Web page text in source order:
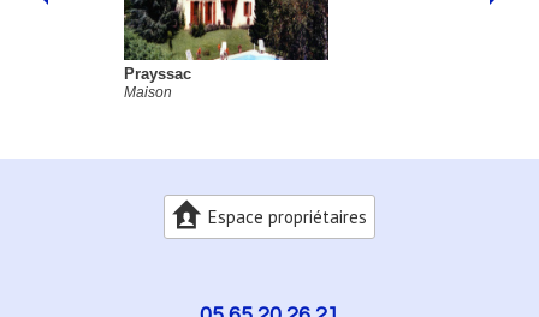
Catus
Maison
Espace propriétaires